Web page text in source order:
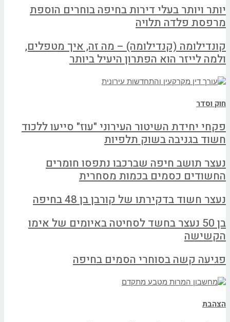
יותר ויותר בעלי דירות בחיפה בוחרים הוספת
מרפסת פלדה תלויה
קונדילומה (קנדילומה) – מה זה, איך מטפלים,
ולמה לייזר הוא הפתרון היעיל ביותר
חוק וסדר
פקחי יחידת השיטור העירוני "עוז" סייעו ללכוד
חשוד בגניבה בשוק תלפיות
נעצר תושב חיפה שברכבו נתפסו חומרים
החשודים כסמים בכמות מסחרית
נעצר חשוד בדקירתו של קורבן בן 48 בחיפה
בן 50 נעצר בחשד לסחיטה באיומים של אימו
הקשישה
פגיעה קשה בסוחרי הסמים בחיפה
הצהבת